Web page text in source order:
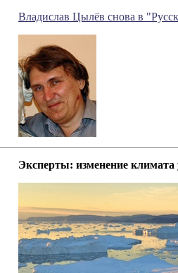
Владислав Цылёв снова в
Эксперты: изменение